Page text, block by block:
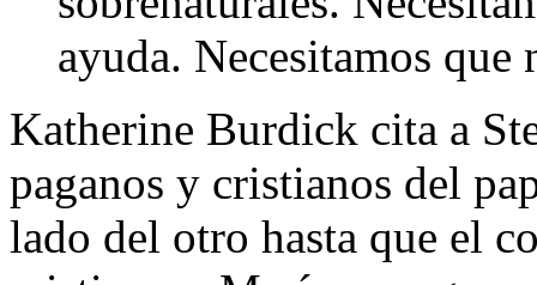
ayuda. Necesitamos que
Katherine Burdick cita a
paganos y cristianos del
lado del otro hasta que el